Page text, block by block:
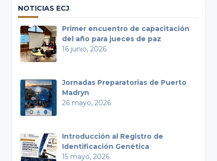
NOTICIAS ECJ
Primer encuentro de capacitación
del año para jueces de paz
16 junio, 2026
Jornadas Preparatorias de Puerto
Madryn
26 mayo, 2026
Introducción al Registro de
Identificación Genética
15 mayo, 2026